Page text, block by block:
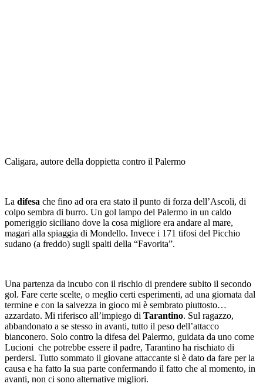
Caligara, autore della doppietta contro il Palermo
La difesa che fino ad ora era stato il punto di forza dell’Ascoli, di
colpo sembra di burro. Un gol lampo del Palermo in un caldo
pomeriggio siciliano dove la cosa migliore era andare al mare,
magari alla spiaggia di Mondello. Invece i 171 tifosi del Picchio
sudano (a freddo) sugli spalti della “Favorita”.
Una partenza da incubo con il rischio di prendere subito il secondo
gol. Fare certe scelte, o meglio certi esperimenti, ad una giornata dal
termine e con la salvezza in gioco mi è sembrato piuttosto…
azzardato. Mi riferisco all’impiego di Tarantino. Sul ragazzo,
abbandonato a se stesso in avanti, tutto il peso dell’attacco
bianconero. Solo contro la difesa del Palermo, guidata da uno come
Lucioni che potrebbe essere il padre, Tarantino ha rischiato di
perdersi. Tutto sommato il giovane attaccante si è dato da fare per la
causa e ha fatto la sua parte confermando il fatto che al momento, in
avanti, non ci sono alternative migliori.